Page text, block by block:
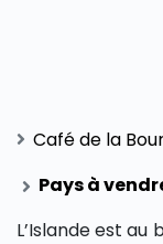
Café de la
Pays à
L’Islande est